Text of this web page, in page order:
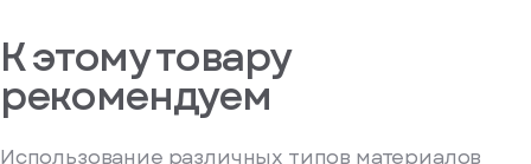
К этому товару
рекомендуем
Использование различных типов материалов